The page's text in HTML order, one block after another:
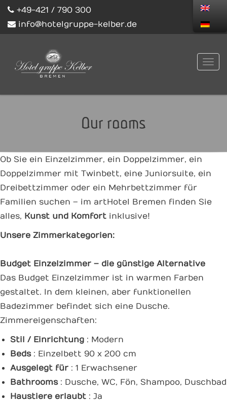
+49-421 / 790 300
info@hotelgruppe-kelber.de
Our rooms
Ob Sie ein Einzelzimmer, ein Doppelzimmer, ein
Doppelzimmer mit Twinbett, eine Juniorsuite, ein
Dreibettzimmer oder ein Mehrbettzimmer für
Familien suchen – im artHotel Bremen finden Sie
alles, Kunst und Komfort inklusive!
Unsere Zimmerkategorien:
Budget Einzelzimmer – die günstige Alternative
Das Budget Einzelzimmer ist in warmen Farben
gestaltet. In dem kleinen, aber funktionellen
Badezimmer befindet sich eine Dusche.
Zimmereigenschaften:
Stil / Einrichtung : Modern
Beds: Einzelbett 90 x 200 cm
Ausgelegt für : 1 Erwachsener
Bathrooms: Dusche, WC, Fön, Shampoo, Duschbad
Haustiere erlaubt : Ja